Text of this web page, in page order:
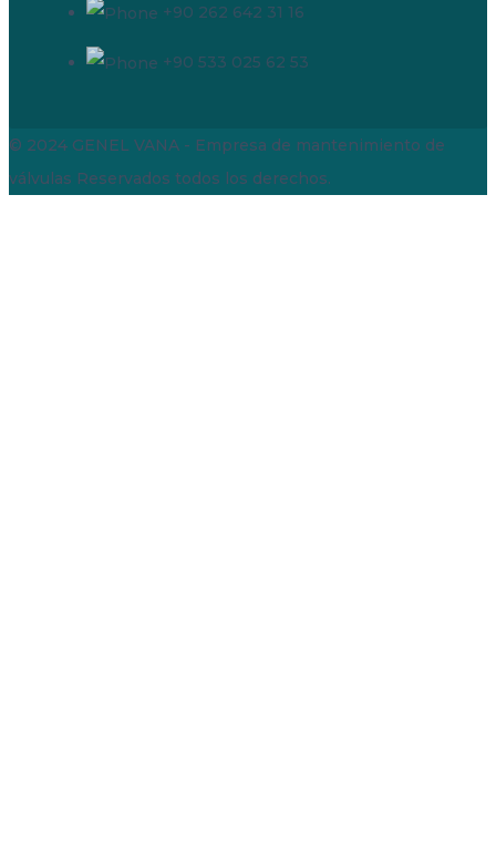
+90 262 642 31 16
+90 533 025 62 53
© 2024 GENEL VANA - Empresa de mantenimiento de
válvulas Reservados todos los derechos.